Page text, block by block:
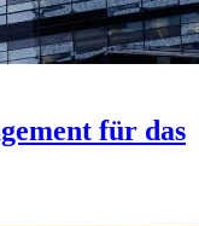
für das